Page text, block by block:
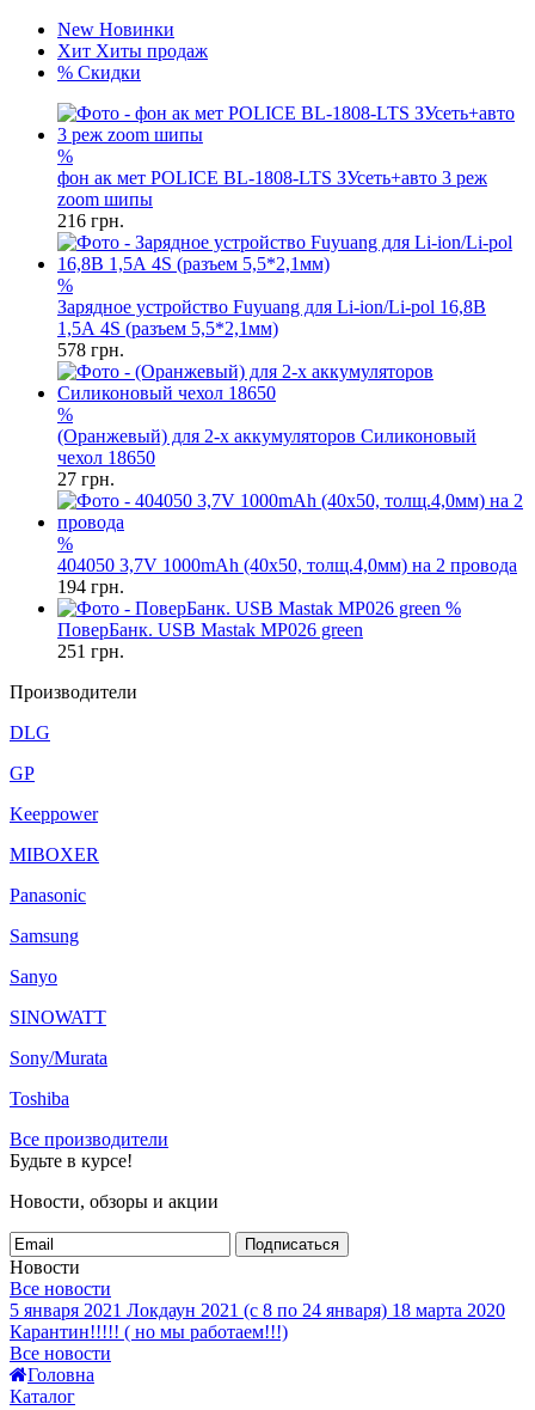
New Новинки
Хит Хиты продаж
% Скидки
%
фон ак мет POLICE BL-1808-LTS ЗУсеть+авто 3 реж
zoom шипы
216 грн.
%
Зарядное устройство Fuyuang для Li-ion/Li-pol 16,8В
1,5А 4S (разъем 5,5*2,1мм)
578 грн.
%
(Оранжевый) для 2-х аккумуляторов Силиконовый
чехол 18650
27 грн.
%
404050 3,7V 1000mAh (40x50, толщ.4,0мм) на 2 провода
194 грн.
%
ПоверБанк. USB Mastak MP026 green
251 грн.
Производители
DLG
GP
Keeppower
MIBOXER
Panasonic
Samsung
Sanyo
SINOWATT
Sony/Murata
Toshiba
Все производители
Будьте в курсе!
Новости, обзоры и акции
Подписаться
Новости
Все новости
5 января 2021 Локдаун 2021 (с 8 по 24 января) 18 марта 2020
Карантин!!!!! ( но мы работаем!!!)
Все новости
Головна
Каталог